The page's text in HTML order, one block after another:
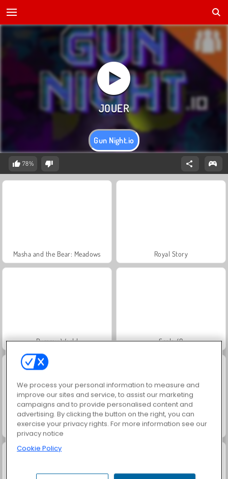
Gun Night.io
78%
Masha and the Bear: Meadows Royal Story
Rummy World Scala 40
Charm Farm Let's Fish!
We process your personal information to measure and
improve our sites and service, to assist our marketing
campaigns and to provide personalised content and
advertising. By clicking the button on the right, you can
exercise your privacy rights. For more information see our
privacy notice
Cookie Policy